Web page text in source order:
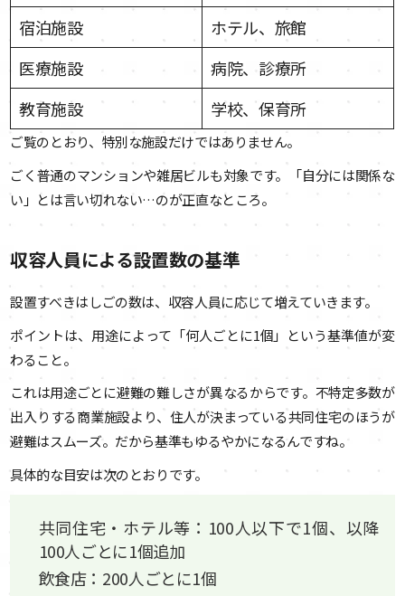
宿泊施設
ホテル、旅館
医療施設
病院、診療所
教育施設
学校、保育所
ご覧のとおり、特別な施設だけではありません。
ごく普通のマンションや雑居ビルも対象です。「自分には関係な
い」とは言い切れない…のが正直なところ。
収容人員による設置数の基準
設置すべきはしごの数は、収容人員に応じて増えていきます。
ポイントは、用途によって「何人ごとに1個」という基準値が変
わること。
これは用途ごとに避難の難しさが異なるからです。不特定多数が
出入りする商業施設より、住人が決まっている共同住宅のほうが
避難はスムーズ。だから基準もゆるやかになるんですね。
具体的な目安は次のとおりです。
共同住宅・ホテル等：100人以下で1個、以降
100人ごとに1個追加
飲食店：200人ごとに1個